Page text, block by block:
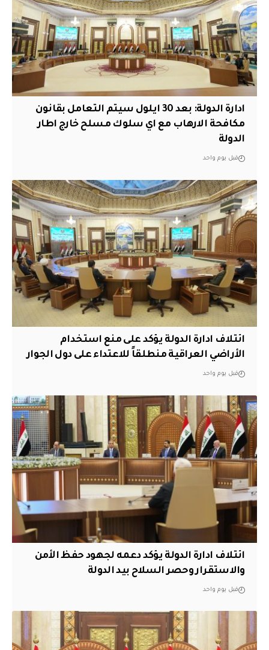
ادارة الدولة: بعد 30 ايلول سيتم التعامل بقانون
مكافحة الارهاب مع اي سلوك مسلح خارج اطار
الدولة
قبل يوم واحد
ائتلاف ادارة الدولة يؤكد على منع استخدام
الأراضي العراقية منطلقاً للاعتداء على دول الجوار
قبل يوم واحد
ائتلاف ادارة الدولة يؤكد دعمه لجهود حفظ الأمن
والاستقرار وحصر السلاح بيد الدولة
قبل يوم واحد